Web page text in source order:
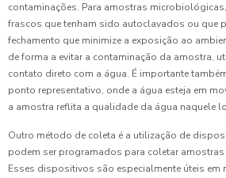
contaminações. Para amostras
frascos que tenham sido autoclavados ou que
fechamento que minimize a exposição ao
de forma a evitar a contaminação da amostra,
contato direto com a água. É importante
ponto representativo, onde a água esteja em
a amostra reflita a qualidade da água naquele
Outro método de coleta é a utilização de
podem ser programados para coletar amostras
Esses dispositivos são especialmente úteis em